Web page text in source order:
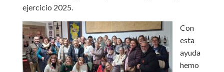
ejercicio 2025.
Con
esta
ayuda
hemo